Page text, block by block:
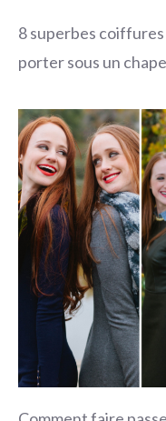
8 superbes
porter sous un